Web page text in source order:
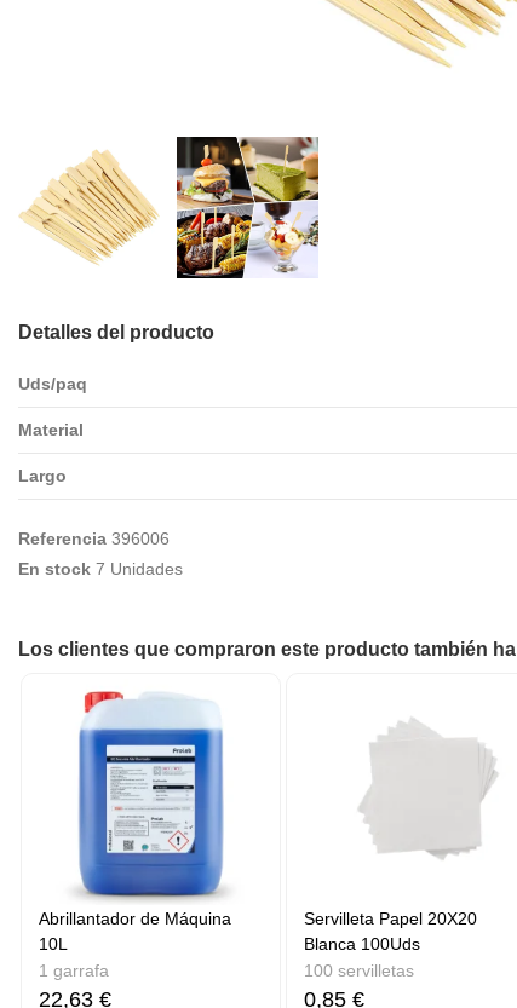
Detalles del producto
Uds/paq
Material
Largo
Referencia 396006
En stock 7 Unidades
Los clientes que compraron este producto también
Abrillantador de Máquina
10L
1 garrafa
22,63 €
Servilleta Papel 20X20
Blanca 100Uds
100 servilletas
0,85 €